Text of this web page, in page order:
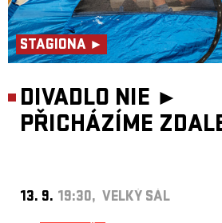
STAGIONA ►
DIVADLO NIE ►
PŘICHÁZÍME
13. 9. 19:30, VELKÝ SÁL